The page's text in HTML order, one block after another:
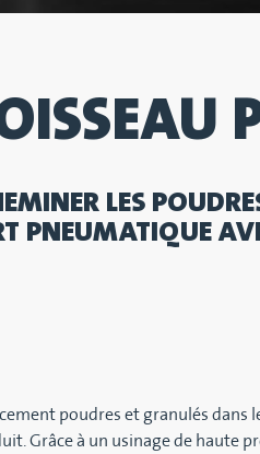
LES
PNEUMATIQUE
poudres et granulés dans
Grâce à un usinage de haute